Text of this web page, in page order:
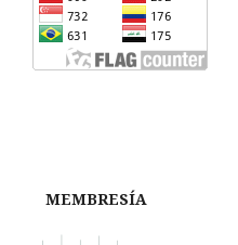
MEMBRESÍA